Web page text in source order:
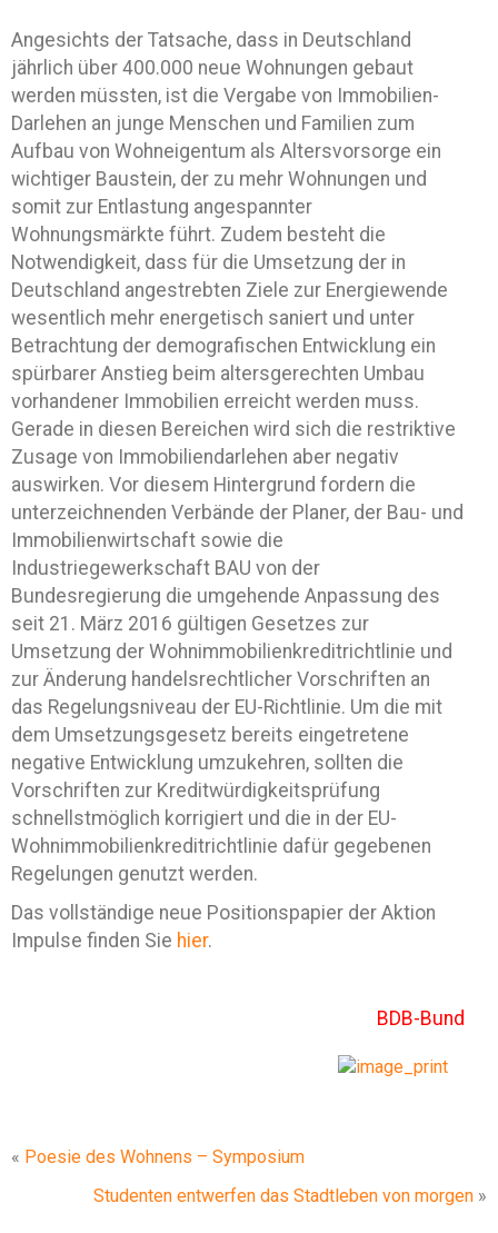
Angesichts der Tatsache, dass in Deutschland
jährlich über 400.000 neue Wohnungen gebaut
werden müssten, ist die Vergabe von Immobilien-
Darlehen an junge Menschen und Familien zum
Aufbau von Wohneigentum als Altersvorsorge ein
wichtiger Baustein, der zu mehr Wohnungen und
somit zur Entlastung angespannter
Wohnungsmärkte führt. Zudem besteht die
Notwendigkeit, dass für die Umsetzung der in
Deutschland angestrebten Ziele zur Energiewende
wesentlich mehr energetisch saniert und unter
Betrachtung der demografischen Entwicklung ein
spürbarer Anstieg beim altersgerechten Umbau
vorhandener Immobilien erreicht werden muss.
Gerade in diesen Bereichen wird sich die restriktive
Zusage von Immobiliendarlehen aber negativ
auswirken. Vor diesem Hintergrund fordern die
unterzeichnenden Verbände der Planer, der Bau- und
Immobilienwirtschaft sowie die
Industriegewerkschaft BAU von der
Bundesregierung die umgehende Anpassung des
seit 21. März 2016 gültigen Gesetzes zur
Umsetzung der Wohnimmobilienkreditrichtlinie und
zur Änderung handelsrechtlicher Vorschriften an
das Regelungsniveau der EU-Richtlinie. Um die mit
dem Umsetzungsgesetz bereits eingetretene
negative Entwicklung umzukehren, sollten die
Vorschriften zur Kreditwürdigkeitsprüfung
schnellstmöglich korrigiert und die in der EU-
Wohnimmobilienkreditrichtlinie dafür gegebenen
Regelungen genutzt werden.
Das vollständige neue Positionspapier der Aktion
Impulse finden Sie hier.
BDB-Bund
« Poesie des Wohnens – Symposium
Studenten entwerfen das Stadtleben von morgen »